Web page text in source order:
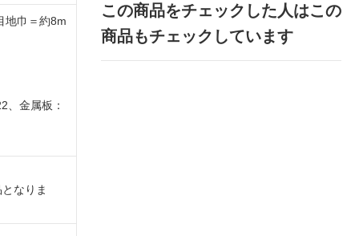
地巾＝約8m
、金属板：
なりま
この商品をチェックした人はこの
商品もチェックしています